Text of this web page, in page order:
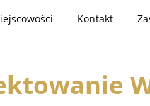
Kontakt